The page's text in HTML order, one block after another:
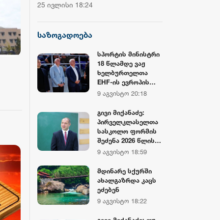
25 ივლისი 18:24
საზოგადოება
სპორტის მინისტრი
18 წლამდე ვაჟ
ხელბურთელთა
EHF-ის ევროპის
ჩემპიონატის
ცერემონიას
დაესწრო
9 აგვისტო 20:18
გივი მიქანაძე:
პირველკლასელთა
სასკოლო ფორმის
შეძენა 2026 წლის
პირველი
იქნება
შესაძლებელი.
იმისათვის, რომ
ოჯახისთვის
9 აგვისტო 18:59
მდინარე სქურში
ახალგაზრდა კაცს
ეძებენ
9 აგვისტო 18:22